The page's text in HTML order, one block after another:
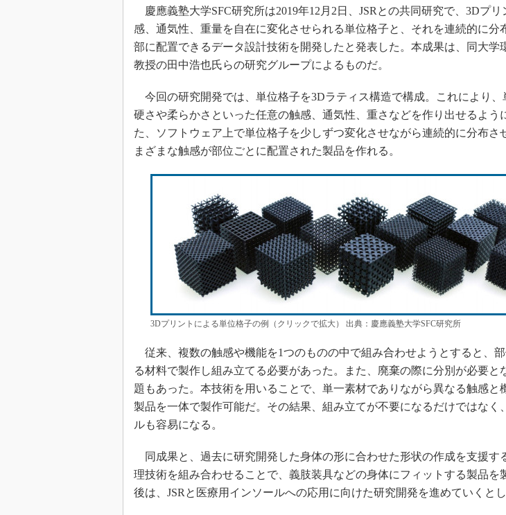
産業オープンネット展
デジタルツインとCAE
S＆OP
製造業ビッグデータ
メイドインジャパン
グローバル設計・開発
制御セキュリティ
新型コロナへの対応
慶應義塾大学SFC研究所は2019年12月2日、JSRとの共同研究で、3Dプリ
感、通気性、重量を自在に変化させられる単位格子と、それを連続的に分
部に配置できるデータ設計技術を開発したと発表した。本成果は、同大学
教授の田中浩也氏らの研究グループによるものだ。
今回の研究開発では、単位格子を3Dラティス構造で構成。これにより、
硬さや柔らかさといった任意の触感、通気性、重さなどを作り出せるよう
た、ソフトウェア上で単位格子を少しずつ変化させながら連続的に分布さ
まざまな触感が部位ごとに配置された製品を作れる。
3Dプリントによる単位格子の例（クリックで拡大） 出典：慶應義塾大学SFC研究所
従来、複数の触感や機能を1つのものの中で組み合わせようとすると、
る材料で製作し組み立てる必要があった。また、廃棄の際に分別が必要と
題もあった。本技術を用いることで、単一素材でありながら異なる触感と
製品を一体で製作可能だ。その結果、組み立てが不要になるだけではなく
ルも容易になる。
同成果と、過去に研究開発した身体の形に合わせた形状の作成を支援す
理技術を組み合わせることで、義肢装具などの身体にフィットする製品を
後は、JSRと医療用インソールへの応用に向けた研究開発を進めていくとし